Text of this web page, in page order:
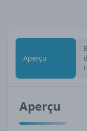
Aperçu
Aperçu